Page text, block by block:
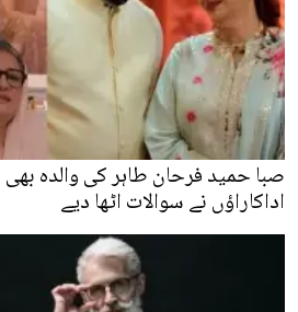
صبا حمید فرحان طاہر کی والدہ بھی
اداکاراؤں نے سوالات اٹھا دیے